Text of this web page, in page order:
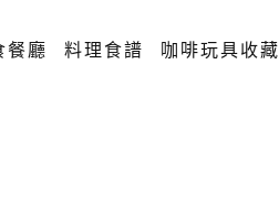
餐廳 料理食譜 咖啡玩具收藏